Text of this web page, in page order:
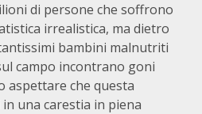
di persone che soffrono
irrealistica, ma dietro
bambini malnutriti
campo incontrano goni
aspettare che questa
una carestia in piena